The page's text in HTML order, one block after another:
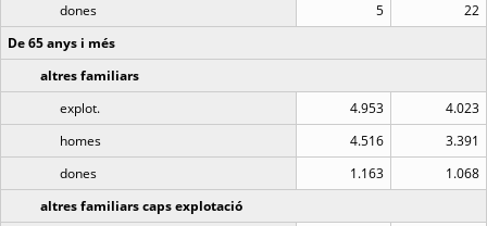
dones
5
22
De 65 anys i més
altres familiars
explot.
4.953
4.023
homes
4.516
3.391
dones
1.163
1.068
altres familiars caps explotació